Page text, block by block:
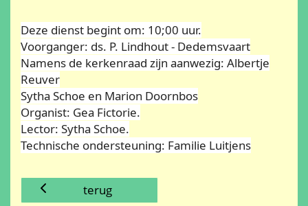
Deze dienst begint om: 10;00 uur.
Voorganger: ds. P. Lindhout - Dedemsvaart
Namens de kerkenraad zijn aanwezig: Albertje
Reuver
Sytha Schoe en Marion Doornbos
Organist: Gea Fictorie.
Lector: Sytha Schoe.
Technische ondersteuning: Familie Luitjens
terug